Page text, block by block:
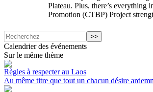
Plateau. Plus, there’s everything
Promotion (CTBP) Project
Calendrier des événements
Sur le même thème
Règles à respecter au Laos
Au même titre que tout un chacun désire